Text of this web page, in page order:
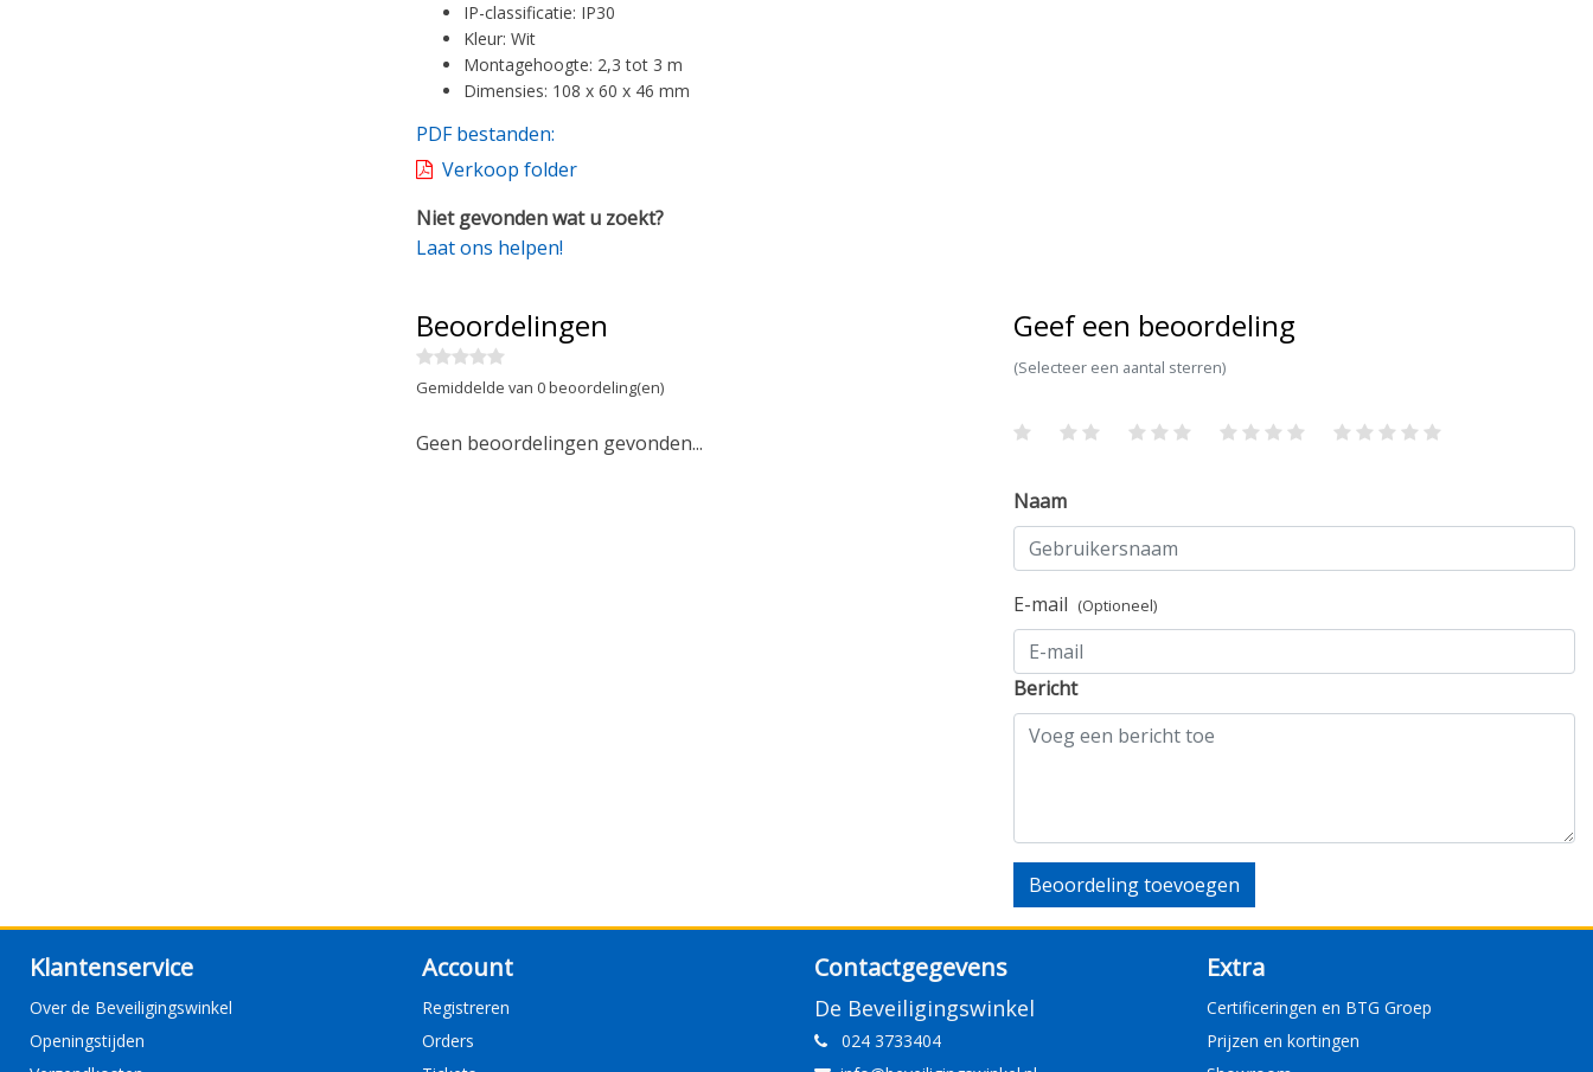
IP-classificatie: IP30
Kleur: Wit
Montagehoogte: 2,3 tot 3 m
Dimensies: 108 x 60 x 46 mm
PDF bestanden:
Verkoop folder
Niet gevonden wat u zoekt?
Laat ons helpen!
Beoordelingen
Gemiddelde van 0 beoordeling(en)
Geen beoordelingen gevonden...
Geef een beoordeling
(Selecteer een aantal sterren)
Naam
E-mail (Optioneel)
Bericht
Beoordeling toevoegen
Klantenservice
Over de Beveiligingswinkel
Openingstijden
Account
Registreren
Orders
Contactgegevens
De Beveiligingswinkel
024 3733404
Extra
Certificeringen en BTG Groep
Prijzen en kortingen